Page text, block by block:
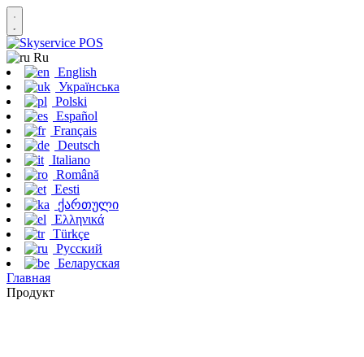
Ru
English
Українська
Polski
Español
Français
Deutsch
Italiano
Română
Eesti
ქართული
Ελληνικά
Türkçe
Русский
Беларуская
Главная
Продукт